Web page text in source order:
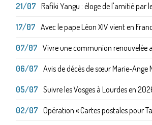
21/07 Rafiki Yangu : éloge de l'amitié par le
17/07 Avec le pape Léon XIV vient en
07/07 Vivre une communion renouvelée
06/07 Avis de décès de sœur Marie-Ange
05/07 Suivre les Vosges à Lourdes en
02/07 Opération « Cartes postales pour